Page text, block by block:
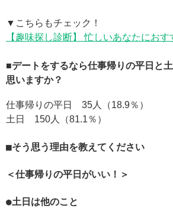
▼こちらもチェック！
【趣味探し診断】 忙しいあなたにおす
■デートをするなら仕事帰りの平日と
思いますか？
仕事帰りの平日 35人（18.9％）
土日 150人（81.1％）
■そう思う理由を教えてください
＜仕事帰りの平日がいい！＞
●土日は他のこと